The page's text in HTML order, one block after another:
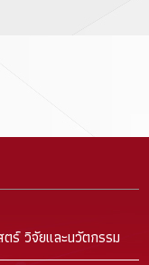
ร์ วิจัยและนวัตกรรม